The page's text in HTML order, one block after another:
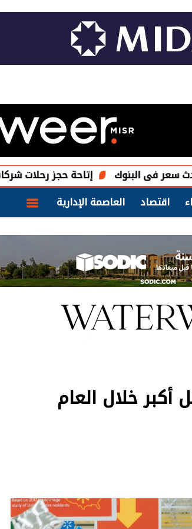
إتاحة حجز رحلات شركات نقل
اقتصاد العاصمة الإدارية
خلال العام